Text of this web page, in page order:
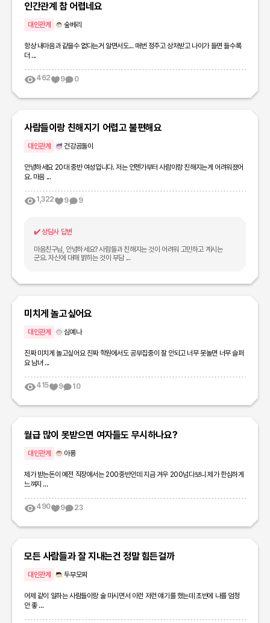
인간관계 참 어렵네요
대인관계 숲베리
항상 내마음과 같을수 없다는거 알면서도... 매번 정주고 상처받고 나이가 들면 들수록
더 ...
462 9 0
사람들이랑 친해지기 어렵고 불편해요
대인관계 건강곰돌이
안녕하세요 20대 중반 여성입니다. 저는 언젠가부터 사람이랑 친해지는게 어려워졌어
요. 마음 ...
1,322 9 9
✔️상담사 답변
마음친구님, 안녕하세요? 사람들과 친해지는 것이 어려워 고민하고 계시는
군요. 자신에 대해 밝히는 것이 부담 ...
미치게 놀고싶어요
대인관계 심예나
진짜 미치게 놀고싶어요 진짜 학원에서도 공부집중이 잘 안되고 너무 못놀면 너무 슬퍼
요 남녀 ...
415 9 10
월급 많이 못받으면 여자들도 무시하나요?
대인관계 아롱
제가 받는돈이 예전 직장에서는 200중반인데 지금 겨우 200넘다보니 제가 한심하게
느껴지 ...
490 9 23
모든 사람들과 잘 지내는건 정말 힘든걸까
대인관계 두부모찌
어제 같이 일하는 사람들이랑 술 마시면서 이런 저런 얘기를 했는데 초반에 나를 엄청
안 좋 ...